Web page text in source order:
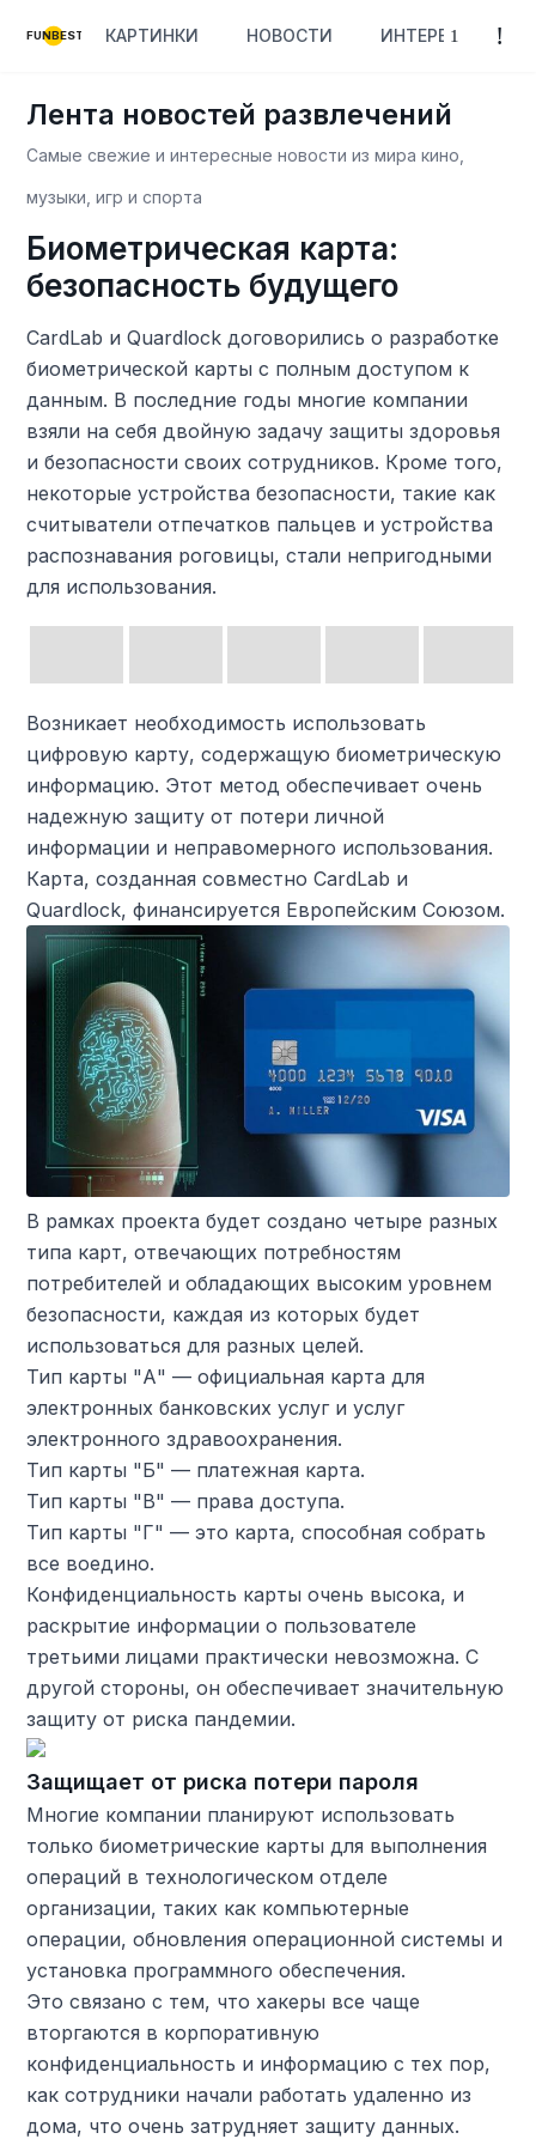
FUNBEST КАРТИНКИ НОВОСТИ ИНТЕРЕСНОЕ
Лента новостей развлечений
Самые свежие и интересные новости из мира кино,
музыки, игр и спорта
Биометрическая карта:
безопасность будущего
CardLab и Quardlock договорились о разработке
биометрической карты с полным доступом к
данным. В последние годы многие компании
взяли на себя двойную задачу защиты здоровья
и безопасности своих сотрудников. Кроме того,
некоторые устройства безопасности, такие как
считыватели отпечатков пальцев и устройства
распознавания роговицы, стали непригодными
для использования.
Возникает необходимость использовать
цифровую карту, содержащую биометрическую
информацию. Этот метод обеспечивает очень
надежную защиту от потери личной
информации и неправомерного использования.
Карта, созданная совместно CardLab и
Quardlock, финансируется Европейским Союзом.
В рамках проекта будет создано четыре разных
типа карт, отвечающих потребностям
потребителей и обладающих высоким уровнем
безопасности, каждая из которых будет
использоваться для разных целей.
Тип карты "А" — официальная карта для
электронных банковских услуг и услуг
электронного здравоохранения.
Тип карты "Б" — платежная карта.
Тип карты "В" — права доступа.
Тип карты "Г" — это карта, способная собрать
все воедино.
Конфиденциальность карты очень высока, и
раскрытие информации о пользователе
третьими лицами практически невозможна. С
другой стороны, он обеспечивает значительную
защиту от риска пандемии.
Защищает от риска потери пароля
Многие компании планируют использовать
только биометрические карты для выполнения
операций в технологическом отделе
организации, таких как компьютерные
операции, обновления операционной системы и
установка программного обеспечения.
Это связано с тем, что хакеры все чаще
вторгаются в корпоративную
конфиденциальность и информацию с тех пор,
как сотрудники начали работать удаленно из
дома, что очень затрудняет защиту данных.